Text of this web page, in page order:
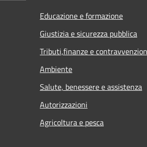
Educazione e formazione
Giustizia e sicurezza pubblica
Tributi,finanze e
Ambiente
Salute, benessere e assistenza
Autorizzazioni
Agricoltura e pesca